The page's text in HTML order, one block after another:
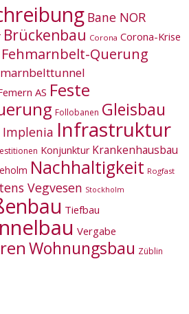
Bane NOR
Brückenbau Corona Corona-Krise
Fehmarnbelt-Querung
AS Feste
Follobanen Gleisbau
Implenia Infrastruktur
Konjunktur Krankenhausbau
Nachhaltigkeit Rogfast
Vegvesen Stockholm
Tiefbau
Vergabe
Wohnungsbau Züblin